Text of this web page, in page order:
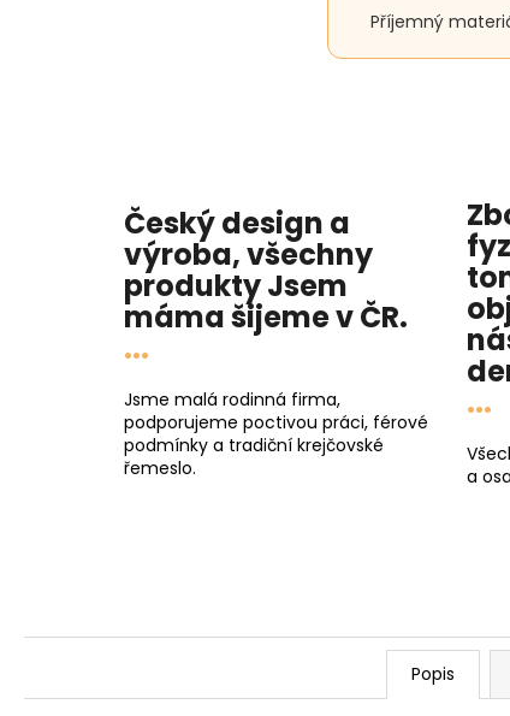
Příjemný
Český design a
výroba, všechny
produktyJsem
mámašijeme v ČR.
...
Jsme malá rodinná firma,
podporujeme poctivou práci, férové
podmínky a tradiční krejčovské
řemeslo.
...
a
Popis